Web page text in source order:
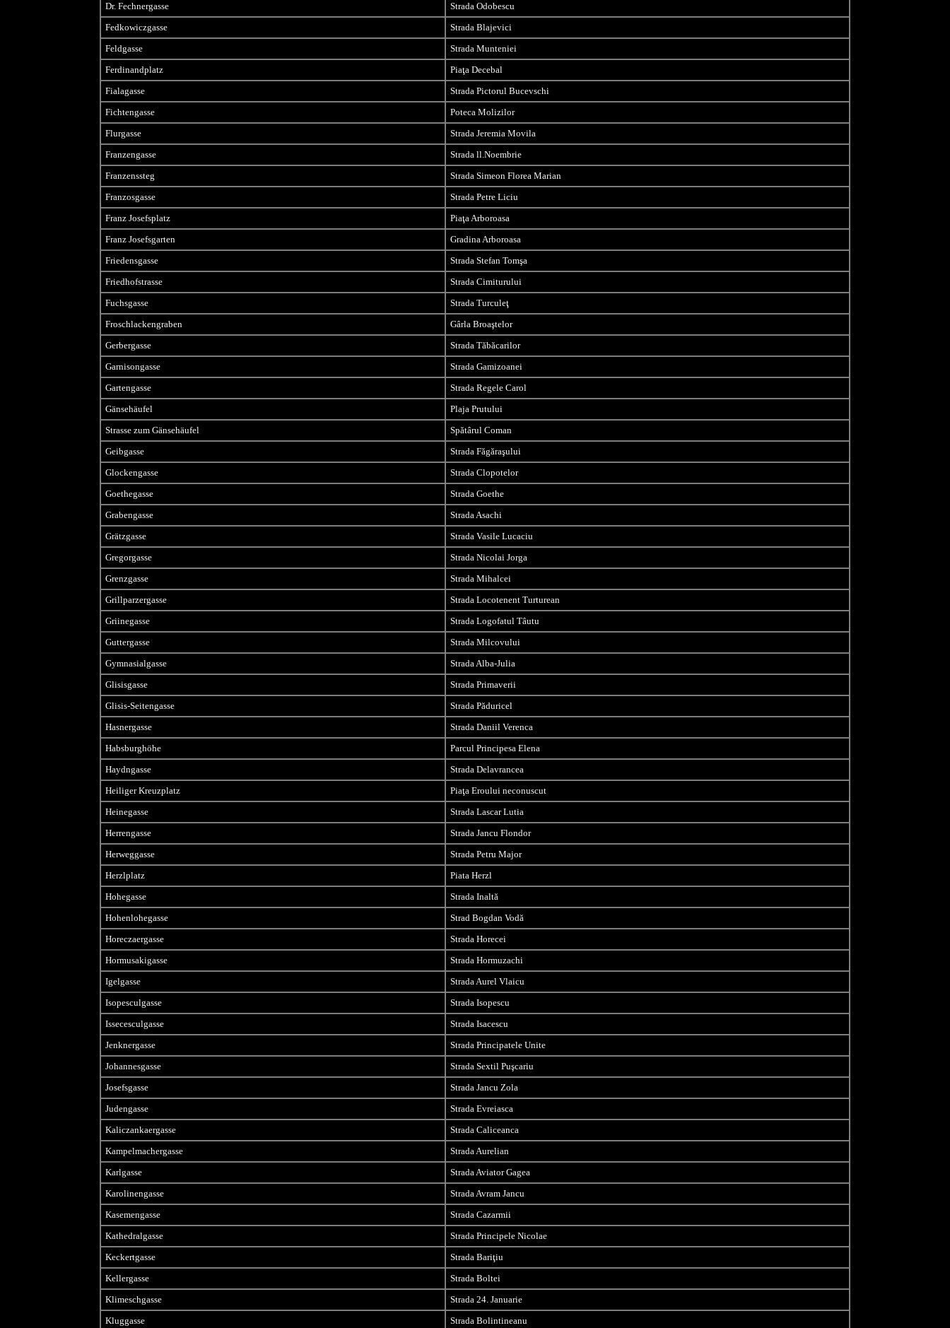
Dr. Fechnergasse
Strada Odobescu
Fedkowiczgasse
Strada Blajevici
Feldgasse
Strada Munteniei
Ferdinandplatz
Piaţa Decebal
Fialagasse
Strada Pictorul Bucevschi
Fichtengasse
Poteca Molizilor
Flurgasse
Strada Jeremia Movila
Franzengasse
Strada ll.Noembrie
Franzenssteg
Strada Simeon Florea Marian
Franzosgasse
Strada Petre Liciu
Franz Josefsplatz
Piaţa Arboroasa
Franz Josefsgarten
Gradina Arboroasa
Friedensgasse
Strada Stefan Tomşa
Friedhofstrasse
Strada Cimiturului
Fuchsgasse
Strada Turculeţ
Froschlackengraben
Gârla Broaştelor
Gerbergasse
Strada Tăbăcarilor
Garnisongasse
Strada Gamizoanei
Gartengasse
Strada Regele Carol
Gänsehäufel
Plaja Prutului
Strasse zum Gänsehäufel
Spătârul Coman
Geibgasse
Strada Făgăraşului
Glockengasse
Strada Clopotelor
Goethegasse
Strada Goethe
Grabengasse
Strada Asachi
Grätzgasse
Strada Vasile Lucaciu
Gregorgasse
Strada Nicolai Jorga
Grenzgasse
Strada Mihalcei
Grillparzergasse
Strada Locotenent Turturean
Griinegasse
Strada Logofatul Tâutu
Guttergasse
Strada Milcovului
Gymnasialgasse
Strada Alba-Julia
Glisisgasse
Strada Primaverii
Glisis-Seitengasse
Strada Păduricel
Hasnergasse
Strada Daniil Verenca
Habsburghöhe
Parcul Principesa Elena
Haydngasse
Strada Delavrancea
Heiliger Kreuzplatz
Piaţa Eroului neconuscut
Heinegasse
Strada Lascar Lutia
Herrengasse
Strada Jancu Flondor
Herweggasse
Strada Petru Major
Herzlplatz
Piata Herzl
Hohegasse
Strada Inaltă
Hohenlohegasse
Strad Bogdan Vodă
Horeczaergasse
Strada Horecei
Hormusakigasse
Strada Hormuzachi
Igelgasse
Strada Aurel Vlaicu
Isopesculgasse
Strada Isopescu
Issecesculgasse
Strada Isacescu
Jenknergasse
Strada Principatele Unite
Johannesgasse
Strada Sextil Puşcariu
Josefsgasse
Strada Jancu Zola
Judengasse
Strada Evreiasca
Kaliczankaergasse
Strada Caliceanca
Kampelmachergasse
Strada Aurelian
Karlgasse
Strada Aviator Gagea
Karolinengasse
Strada Avram Jancu
Kasemengasse
Strada Cazarmii
Kathedralgasse
Strada Principele Nicolae
Keckertgasse
Strada Bariţiu
Kellergasse
Strada Boltei
Klimeschgasse
Strada 24. Januarie
Kluggasse
Strada Bolintineanu